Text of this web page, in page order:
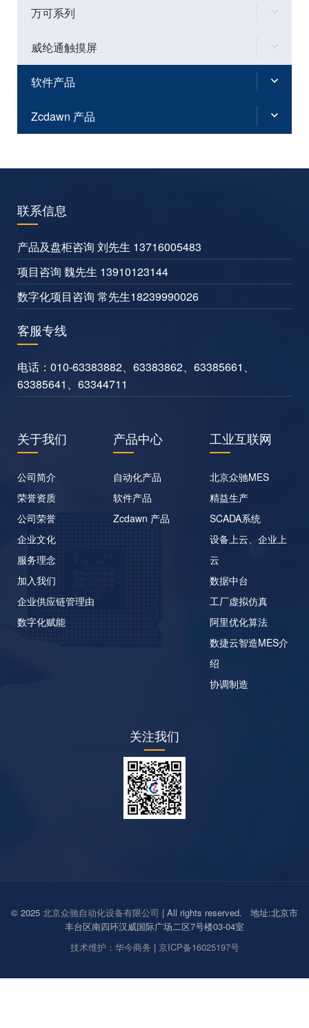
万可系列
威纶通触摸屏
软件产品
Zcdawn 产品
联系信息
产品及盘柜咨询 刘先生 13716005483
项目咨询 魏先生 13910123144
数字化项目咨询 常先生18239990026
客服专线
电话： 010-63383882、 63383862、 63385661 、
63385641 、 63344711
关于我们
公司简介
荣誉资质
公司荣誉
企业文化
服务理念
加入我们
企业供应链管理由
数字化赋能
产品中心
自动化产品
软件产品
Zcdawn 产品
工业互联网
北京众驰MES
精益生产
SCADA系统
设备上云、企业上
云
数据中台
工厂虚拟仿真
阿里优化算法
数捷云智造MES介
绍
协调制造
关注我们
© 2025 北京众驰自动化设备有限公司 | All rights reserved. 地址:北京市
丰台区南四环汉威国际广场二区7号楼03-04室
技术维护：华今商务 | 京ICP备16025197号